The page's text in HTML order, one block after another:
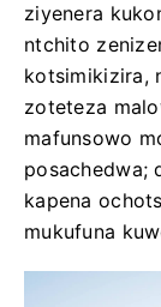
ziyenera
ntchito
kotsimikizira,
zoteteza
mafunsowo
posachedwa;
kapena
mukufuna